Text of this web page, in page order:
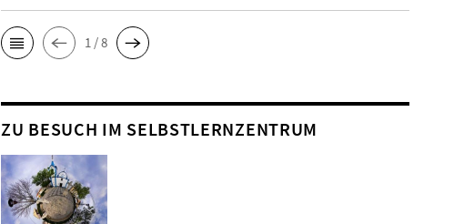
1 / 8
ZU BESUCH IM SELBSTLERNZENTRUM